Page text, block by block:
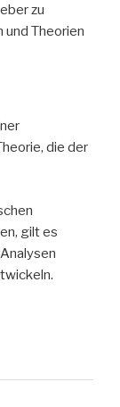
zu
Theorien
die der
gilt es